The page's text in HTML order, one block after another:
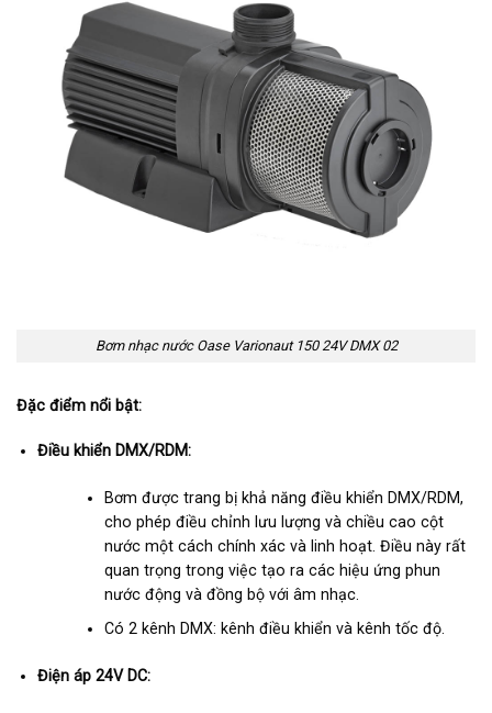
Bơm nhạc nước Oase Varionaut 150 24V DMX 02
Đặc điểm nổi bật:
Điều khiển DMX/RDM:
Bơm được trang bị khả năng điều khiển DMX/RDM,
cho phép điều chỉnh lưu lượng và chiều cao cột
nước một cách chính xác và linh hoạt. Điều này rất
quan trọng trong việc tạo ra các hiệu ứng phun
nước động và đồng bộ với âm nhạc.
Có 2 kênh DMX: kênh điều khiển và kênh tốc độ.
Điện áp 24V DC: